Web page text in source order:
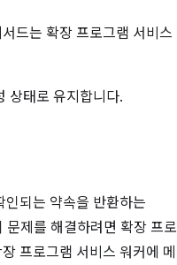
서드는 확장 프로그램 서비스
상태로 유지합니다.
인되는 약속을 반환하는
제를 해결하려면 확장 프로
프로그램 서비스 워커에 메